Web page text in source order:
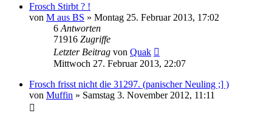
Frosch Stirbt ? !
von M aus BS » Montag 25. Februar 2013, 17:02
6 Antworten
71916 Zugriffe
Letzter Beitrag von Quak
Mittwoch 27. Februar 2013, 22:07
Frosch frisst nicht die 31297. (panischer Neuling ;] )
von Muffin » Samstag 3. November 2012, 11:11